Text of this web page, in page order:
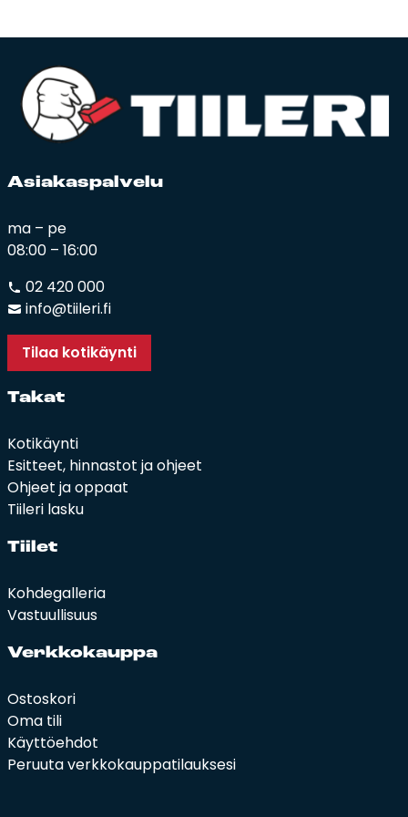
Asia­kas­pal­ve­lu
ma – pe
08:00 – 16:00
02 420 000
info@tiileri.fi
Tilaa kotikäynti
Ta­kat
Kotikäynti
Esitteet, hinnastot ja ohjeet
Ohjeet ja oppaat
Tiileri lasku
Tii­let
Kohdegalleria
Vastuullisuus
Verk­ko­kaup­pa
Ostoskori
Oma tili
Käyttöehdot
Peruuta verkkokauppatilauksesi